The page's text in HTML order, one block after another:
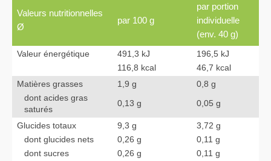
Valeurs nutritionnelles
Ø
par 100 g
par portion
individuelle
(env. 40 g)
Valeur énergétique 491,3 kJ
196,5 kJ
116,8 kcal
46,7 kcal
Matières grasses
1,9 g
0,8 g
dont acides gras
saturés
0,13 g 0,05 g
Glucides totaux 9,3 g
3,72 g
dont glucides nets
0,26 g
0,11 g
dont sucres
0,26 g
0,11 g